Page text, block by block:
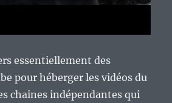
essentiellement des
pour héberger les vidéos du
chaines indépendantes qui